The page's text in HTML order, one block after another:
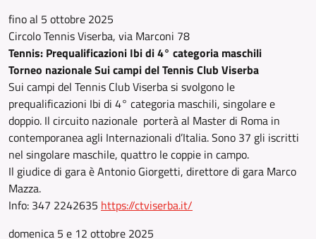
fino al 5 ottobre 2025
Circolo Tennis Viserba, via Marconi 78
Tennis: Prequalificazioni Ibi di 4° categoria maschili
Torneo nazionale Sui campi del Tennis Club Viserba
Sui campi del Tennis Club Viserba si svolgono le
prequalificazioni Ibi di 4° categoria maschili, singolare e
doppio. Il circuito nazionale porterà al Master di Roma in
contemporanea agli Internazionali d’Italia. Sono 37 gli iscritti
nel singolare maschile, quattro le coppie in campo.
Il giudice di gara è Antonio Giorgetti, direttore di gara Marco
Mazza.
Info: 347 2242635 https://ctviserba.it/
domenica 5 e 12 ottobre 2025